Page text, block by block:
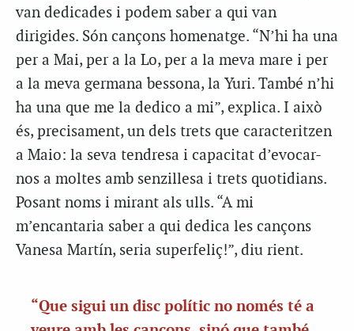
van dedicades i podem saber a qui van
dirigides. Són cançons homenatge. “N’hi ha una
per a Mai, per a la Lo, per a la meva mare i per
a la meva germana bessona, la Yuri. També n’hi
ha una que me la dedico a mi”, explica. I això
és, precisament, un dels trets que caracteritzen
a Maio: la seva tendresa i capacitat d’evocar-
nos a moltes amb senzillesa i trets quotidians.
Posant noms i mirant als ulls. “A mi
m’encantaria saber a qui dedica les cançons
Vanesa Martín, seria superfeliç!”, diu rient.
“Que sigui un disc polític no només té a